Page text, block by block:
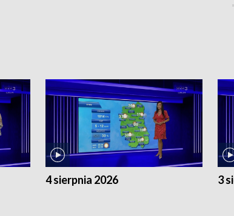
4 sierpnia 2026 3